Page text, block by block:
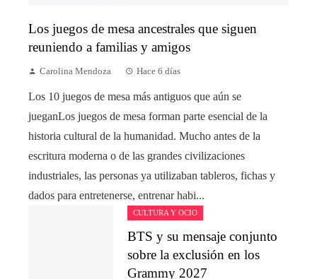
Los juegos de mesa ancestrales que siguen
reuniendo a familias y amigos
Carolina Mendoza Hace 6 días
Los 10 juegos de mesa más antiguos que aún se
jueganLos juegos de mesa forman parte esencial de la
historia cultural de la humanidad. Mucho antes de la
escritura moderna o de las grandes civilizaciones
industriales, las personas ya utilizaban tableros, fichas y
dados para entretenerse, entrenar habi...
CULTURA Y OCIO
BTS y su mensaje conjunto
sobre la exclusión en los
Grammy 2027